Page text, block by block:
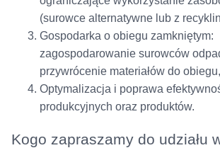
(surowce alternatywne lub z
Gospodarka o obiegu zamkniętym:
zagospodarowanie surowców
przywrócenie materiałów do obiegu,
Optymalizacja i poprawa
produkcyjnych oraz produktów.
Kogo zapraszamy do udziału